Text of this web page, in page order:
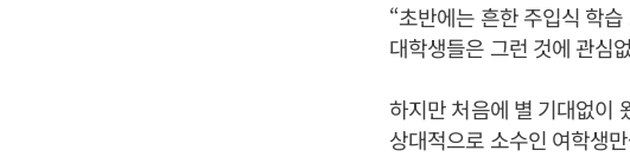
“초반에는 흔한 주입식 학
대학생들은 그런 것에 관심
하지만 처음에 별 기대없이
상대적으로 소수인 여학생